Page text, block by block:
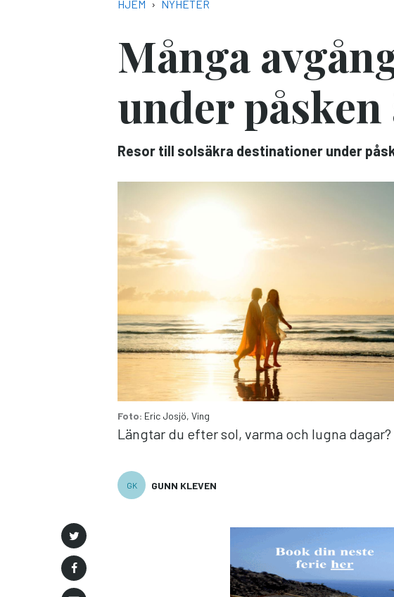
NAVIGASJONSSTI
HJEM NYHETER
Många
under
Resor till solsäkra destinationer under
Foto: Eric Josjö, Ving
Längtar du efter sol, varma och lugna dagar?
GK GUNN KLEVEN